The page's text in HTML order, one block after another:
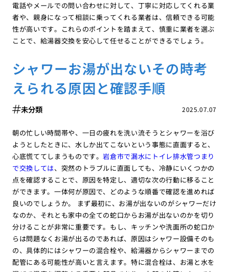
電話やメールでの問い合わせに対して、丁寧に対応してくれる業
者や、親身になって相談に乗ってくれる業者は、信頼できる可能
性が高いです。これらのポイントを踏まえて、慎重に業者を選ぶ
ことで、給湯器交換を安心して任せることができるでしょう。
シャワーお湯が出ないその時考
えられる原因と確認手順
2025.07.07
未分類
朝の忙しい時間帯や、一日の疲れを洗い流そうとシャワーを浴び
ようとしたときに、水しか出てこないという事態に直面すると、
心底慌ててしまうものです。岩倉市で漏水にトイレ排水管つまり
で交換しては、突然のトラブルに直面しても、冷静にいくつかの
点を確認することで、原因を特定し、適切な次の行動に移ること
ができます。一体何が原因で、どのような順番で確認を進めれば
良いのでしょうか。 まず最初に、お湯が出ないのがシャワーだけ
なのか、それとも家中の全ての蛇口からお湯が出ないのかを切り
分けることが非常に重要です。もし、キッチンや洗面所の蛇口か
らは問題なくお湯が出るのであれば、原因はシャワー設備そのも
の、具体的にはシャワーの混合栓や、給湯器からシャワーまでの
配管にある可能性が高いと言えます。特に混合栓は、お湯と水を